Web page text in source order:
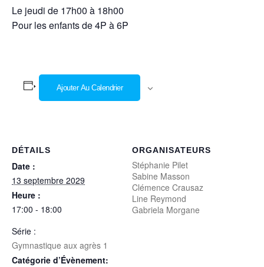
Le jeudi de 17h00 à 18h00
Pour les enfants de 4P à 6P
Ajouter Au Calendrier
DÉTAILS
Date :
13 septembre 2029
Heure :
17:00 - 18:00
Série :
Gymnastique aux agrès 1
Catégorie d’Évènement:
ORGANISATEURS
Stéphanie Pilet
Sabine Masson
Clémence Crausaz
Line Reymond
Gabriela Morgane